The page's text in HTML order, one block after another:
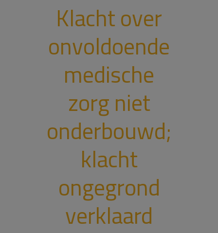
Klacht over
onvoldoende
medische
zorg niet
onderbouwd;
klacht
ongegrond
verklaard